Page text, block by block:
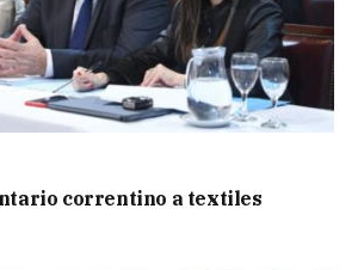
correntino a textiles